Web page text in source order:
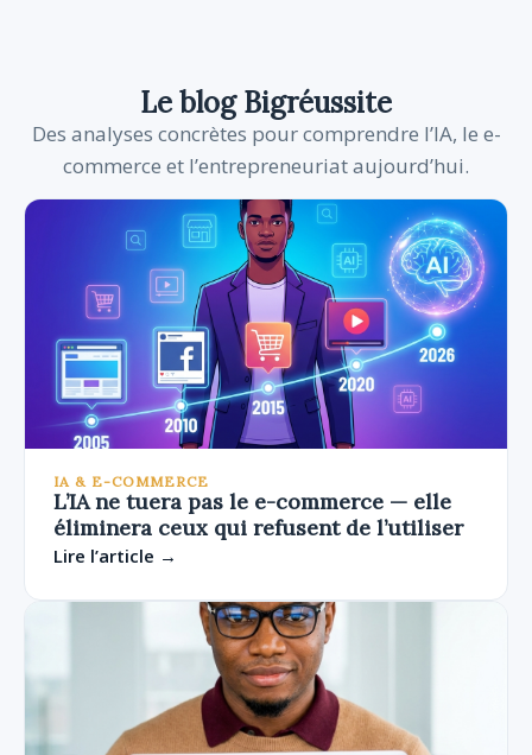
Le blog Bigréussite
Des analyses concrètes pour comprendre l’IA, le e-
commerce et l’entrepreneuriat aujourd’hui.
IA & E-COMMERCE
L’IA ne tuera pas le e-commerce — elle
éliminera ceux qui refusent de l’utiliser
Lire l’article →